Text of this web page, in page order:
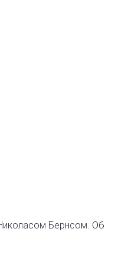
Бернсом. Об